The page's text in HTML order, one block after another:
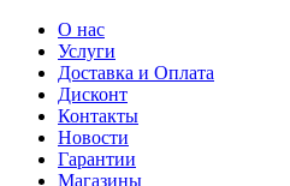
О нас
Услуги
Доставка и Оплата
Дисконт
Контакты
Новости
Гарантии
Магазины